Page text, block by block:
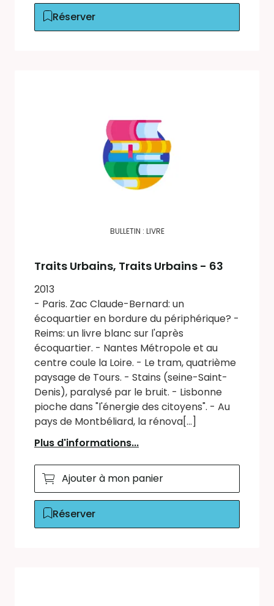
Réserver
BULLETIN : LIVRE
Traits Urbains, Traits Urbains - 63
2013
- Paris. Zac Claude-Bernard: un
écoquartier en bordure du périphérique? -
Reims: un livre blanc sur l'après
écoquartier. - Nantes Métropole et au
centre coule la Loire. - Le tram, quatrième
paysage de Tours. - Stains (seine-Saint-
Denis), paralysé par le bruit. - Lisbonne
pioche dans "l'énergie des citoyens". - Au
pays de Montbéliard, la rénova[...]
Plus d'informations...
Ajouter à mon panier
Réserver